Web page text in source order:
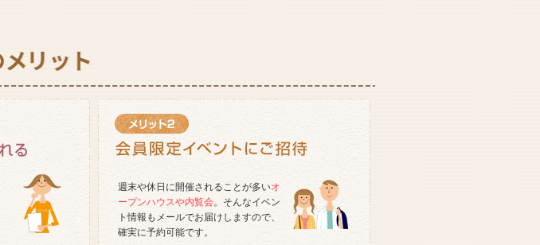
週末や休日に開催されることが多いオ
ープンハウスや内覧会。そんなイベン
ト情報もメールでお届けしますので、
確実に予約可能です。